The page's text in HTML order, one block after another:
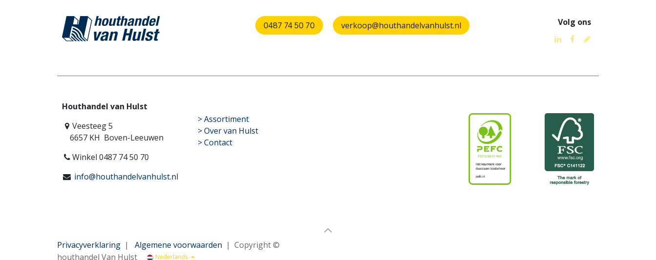
verkoop@houthandelvanhulst.nl Volg ons
0487 74 50 70
Houthandel van Hulst
Veesteeg 5
6657 KH Boven-Leeuwen
Winkel 0487 74 50 70
info@houthandelvanhulst.nl
​>Assortiment
> Over van Hulst
> Contact
Privacyverklaring | Algemene voorwaarden | Copyright ©
houthandel Van Hulst
Nederlands